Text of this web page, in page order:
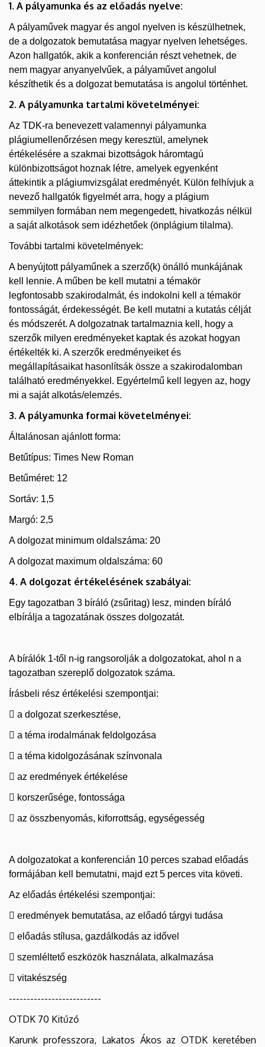
1. A pályamunka és az előadás nyelve:
A pályaművek magyar és angol nyelven is készülhetnek,
de a dolgozatok bemutatása magyar nyelven lehetséges.
Azon hallgatók, akik a konferencián részt vehetnek, de
nem magyar anyanyelvűek, a pályaművet angolul
készíthetik és a dolgozat bemutatása is angolul történhet.
2. A pályamunka tartalmi követelményei:
Az TDK-ra benevezett valamennyi pályamunka
plágiumellenőrzésen megy keresztül, amelynek
értékelésére a szakmai bizottságok háromtagú
különbizottságot hoznak létre, amelyek egyenként
áttekintik a plágiumvizsgálat eredményét. Külön felhívjuk a
nevező hallgatók figyelmét arra, hogy a plágium
semmilyen formában nem megengedett, hivatkozás nélkül
a saját alkotások sem idézhetőek (önplágium tilalma).
További tartalmi követelmények:
A benyújtott pályaműnek a szerző(k) önálló munkájának
kell lennie. A műben be kell mutatni a témakör
legfontosabb szakirodalmát, és indokolni kell a témakör
fontosságát, érdekességét. Be kell mutatni a kutatás célját
és módszerét. A dolgozatnak tartalmaznia kell, hogy a
szerzők milyen eredményeket kaptak és azokat hogyan
értékelték ki. A szerzők eredményeiket és
megállapításaikat hasonlítsák össze a szakirodalomban
található eredményekkel. Egyértelmű kell legyen az, hogy
mi a saját alkotás/elemzés.
3. A pályamunka formai követelményei:
Általánosan ajánlott forma:
Betűtípus: Times New Roman
Betűméret: 12
Sortáv: 1,5
Margó: 2,5
A dolgozat minimum oldalszáma: 20
A dolgozat maximum oldalszáma: 60
4. A dolgozat értékelésének szabályai:
Egy tagozatban 3 bíráló (zsűritag) lesz, minden bíráló
elbírálja a tagozatának összes dolgozatát.
A bírálók 1-től n-ig rangsorolják a dolgozatokat, ahol n a
tagozatban szereplő dolgozatok száma.
Írásbeli rész értékelési szempontjai:
 a dolgozat szerkesztése,
 a téma irodalmának feldolgozása
 a téma kidolgozásának színvonala
 az eredmények értékelése
 korszerűsége, fontossága
 az összbenyomás, kiforrottság, egységesség
A dolgozatokat a konferencián 10 perces szabad előadás
formájában kell bemutatni, majd ezt 5 perces vita követi.
Az előadás értékelési szempontjai:
 eredmények bemutatása, az előadó tárgyi tudása
 előadás stílusa, gazdálkodás az idővel
 szemléltető eszközök használata, alkalmazása
 vitakészség
--------------------------
OTDK 70 Kitűző
Karunk professzora, Lakatos Ákos az OTDK keretében